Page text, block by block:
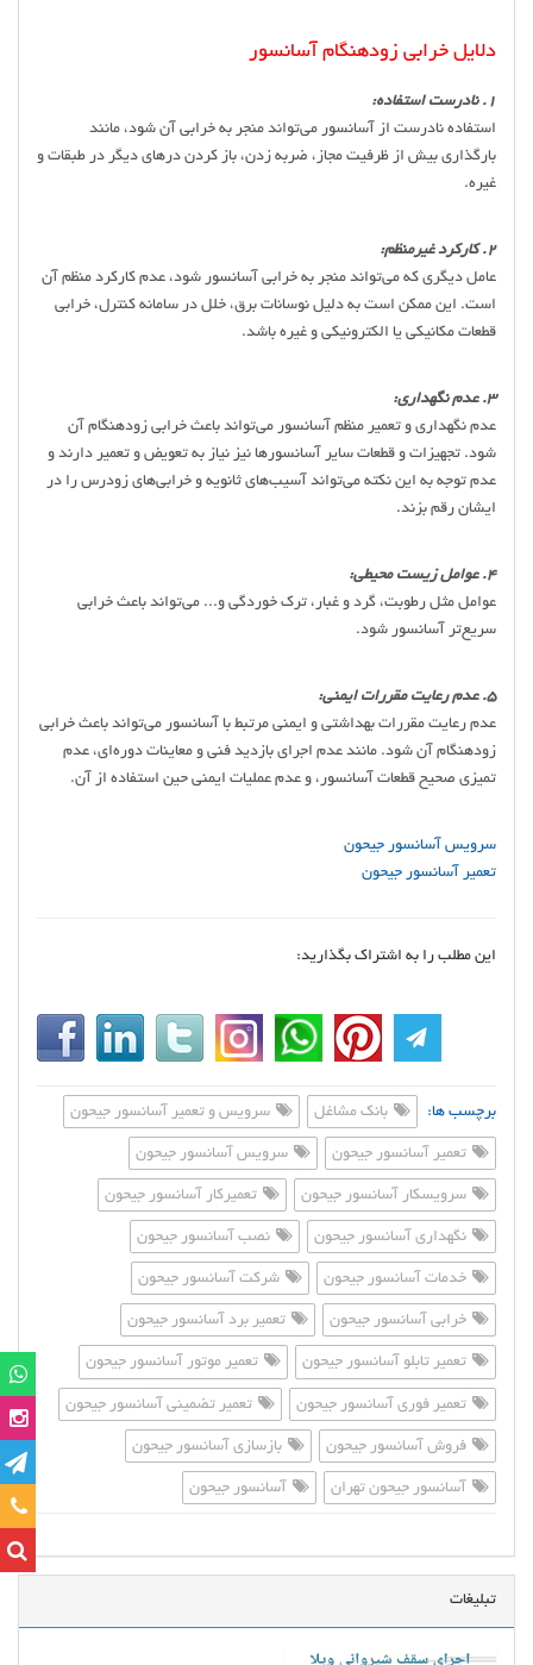
دلایل خرابی زودهنگام آسانسور
1. نادرست استفاده:
استفاده نادرست از آسانسور می‌تواند منجر به خرابی آن شود، مانند
بارگذاری بیش از ظرفیت مجاز، ضربه زدن، باز کردن درهای دیگر در طبقات و
غیره.
2. کارکرد غیرمنظم:
عامل دیگری که می‌تواند منجر به خرابی آسانسور شود، عدم کارکرد منظم آن
است. این ممکن است به دلیل نوسانات برق، خلل در سامانه کنترل، خرابی
قطعات مکانیکی یا الکترونیکی و غیره باشد.
3. عدم نگهداری:
عدم نگهداری و تعمیر منظم آسانسور می‌تواند باعث خرابی زودهنگام آن
شود. تجهیزات و قطعات سایر آسانسورها نیز نیاز به تعویض و تعمیر دارند و
عدم توجه به این نکته می‌تواند آسیب‌های ثانویه و خرابی‌های زودرس را در
ایشان رقم بزند.
4. عوامل زیست محیطی:
عوامل مثل رطوبت، گرد و غبار، ترک خوردگی و... می‌تواند باعث خرابی
سریع‌تر آسانسور شود.
5. عدم رعایت مقررات ایمنی:
عدم رعایت مقررات بهداشتی و ایمنی مرتبط با آسانسور می‌تواند باعث خرابی
زودهنگام آن شود. مانند عدم اجرای بازدید فنی و معاینات دوره‌ای، عدم
تمیزی صحیح قطعات آسانسور، و عدم عملیات ایمنی حین استفاده از آن.
سرویس آسانسور جیحون
تعمیر آسانسور جیحون
این مطلب را به اشتراک بگذارید:
برچسب ها: بانک مشاغل سرویس و تعمیر آسانسور جیحون
تعمیر آسانسور جیحون سرویس آسانسور جیحون
سرویسکار آسانسور جیحون تعمیرکار آسانسور جیحون
نگهداری آسانسور جیحون نصب آسانسور جیحون
خدمات آسانسور جیحون شرکت آسانسور جیحون
خرابی آسانسور جیحون تعمیر برد آسانسور جیحون
تعمیر تابلو آسانسور جیحون تعمیر موتور آسانسور جیحون
تعمیر فوری آسانسور جیحون تعمیر تضمینی آسانسور جیحون
فروش آسانسور جیحون بازسازی آسانسور جیحون
آسانسور جیحون تهران آسانسور جیحون
تبلیغات